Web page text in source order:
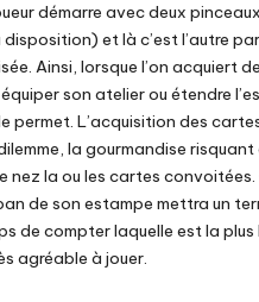
démarre avec deux
disposition) et là c’est l’autre
Ainsi, lorsque l’on acquiert
son atelier ou étendre
permet. L’acquisition des
la gourmandise risquant
nez la ou les cartes convoitées.
de son estampe mettra un
de compter laquelle est la plus
agréable à jouer.